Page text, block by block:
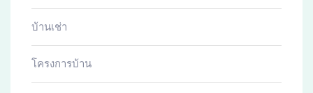
บ้านเช่า
โครงการบ้าน